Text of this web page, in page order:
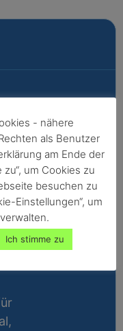
-
- nähere
als Benutzer
am Ende der
zu“, um Cookies zu
besuchen zu
Einstellungen“, um
Ich stimme zu